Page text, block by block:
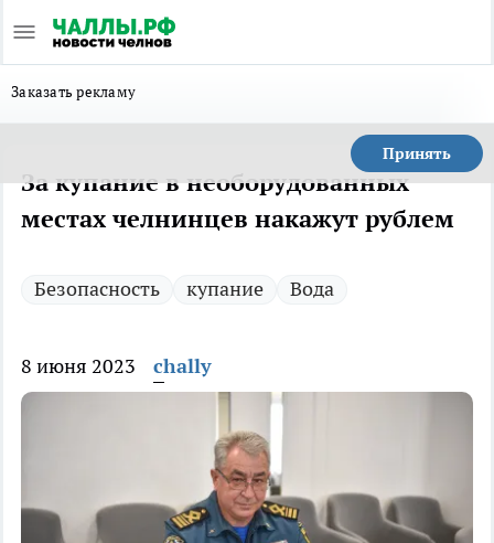
Заказать рекламу
Принять
За купание в необорудованных
местах челнинцев накажут рублем
Безопасность купание Вода
8 июня 2023 chally